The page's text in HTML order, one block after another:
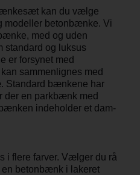
kan du vælge
modeller betonbænke. Vi
med og uden
standard og luksus
er forsynet med
sammenlignes med
Standard bænkene har
der en parkbænk med
indeholder et dam-
i flere farver. Vælger du rå
en betonbænk i lakeret